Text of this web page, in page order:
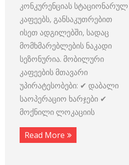
კონკურენციას სტაციონარულ
კაფეებს, განსაკუთრებით
ისეთ ადგილებში, სადაც
მომხმარებლების ნაკადი
სეზონურია. მობილური
კაფეების მთავარი
უპირატესობები: ✔ დაბალი
საოპერაციო ხარჯები ✔
მოქნილი ლოკაციის
Read More